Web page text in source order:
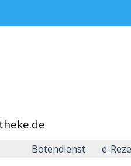
Botendienst e-